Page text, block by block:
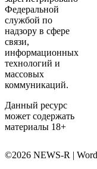
Федеральной
службой по
надзору в сфере
связи,
информационных
технологий и
массовых
коммуникаций.
Данный ресурс
может содержать
материалы 18+
©2026 NEWS-R |